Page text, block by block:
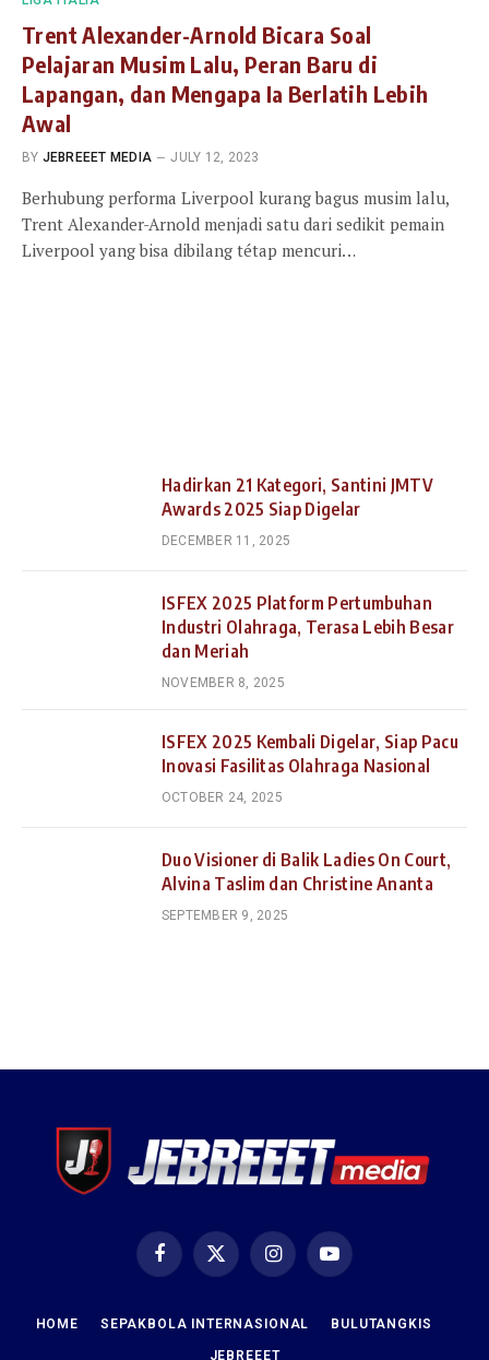
Trent Alexander-Arnold Bicara Soal
Pelajaran Musim Lalu, Peran Baru di
Lapangan, dan Mengapa Ia Berlatih Lebih
Awal
BY JEBREEET MEDIA JULY 12, 2023
Berhubung performa Liverpool kurang bagus musim lalu,
Trent Alexander-Arnold menjadi satu dari sedikit pemain
Liverpool yang bisa dibilang tétap mencuri…
Hadirkan 21 Kategori, Santini JMTV
Awards 2025 Siap Digelar
DECEMBER 11, 2025
ISFEX 2025 Platform Pertumbuhan
Industri Olahraga, Terasa Lebih Besar
dan Meriah
NOVEMBER 8, 2025
ISFEX 2025 Kembali Digelar, Siap Pacu
Inovasi Fasilitas Olahraga Nasional
OCTOBER 24, 2025
Duo Visioner di Balik Ladies On Court,
Alvina Taslim dan Christine Ananta
SEPTEMBER 9, 2025
FacebookX
(Twitter)
InstagramYouTube
HOME SEPAKBOLA INTERNASIONAL BULUTANGKIS
JEBREEET